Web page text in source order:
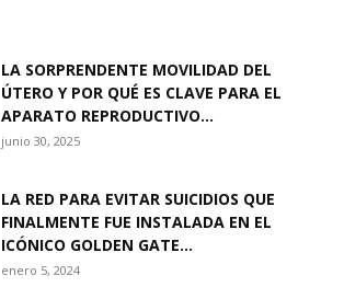
LA SORPRENDENTE MOVILIDAD DEL
ÚTERO Y POR QUÉ ES CLAVE PARA EL
APARATO REPRODUCTIVO...
junio 30, 2025
LA RED PARA EVITAR SUICIDIOS QUE
FINALMENTE FUE INSTALADA EN EL
ICÓNICO GOLDEN GATE...
enero 5, 2024